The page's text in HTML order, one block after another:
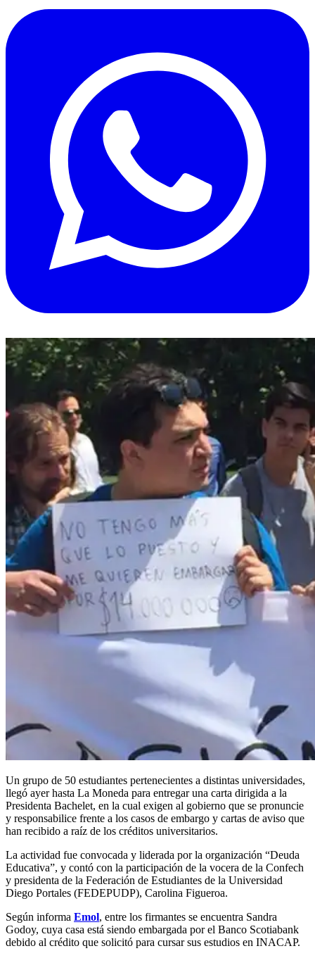
Un grupo de 50 estudiantes pertenecientes a distintas universidades,
llegó ayer hasta La Moneda para entregar una carta dirigida a la
Presidenta Bachelet, en la cual exigen al gobierno que se pronuncie
y responsabilice frente a los casos de embargo y cartas de aviso que
han recibido a raíz de los créditos universitarios.
La actividad fue convocada y liderada por la organización “Deuda
Educativa”, y contó con la participación de la vocera de la Confech
y presidenta de la Federación de Estudiantes de la Universidad
Diego Portales (FEDEPUDP), Carolina Figueroa.
Según informa Emol, entre los firmantes se encuentra Sandra
Godoy, cuya casa está siendo embargada por el Banco Scotiabank
debido al crédito que solicitó para cursar sus estudios en INACAP.